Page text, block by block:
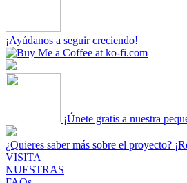
¡Ayúdanos a seguir creciendo!
¡Únete gratis a nuestra
¿Quieres saber más sobre el proyecto?
VISITA
NUESTRAS